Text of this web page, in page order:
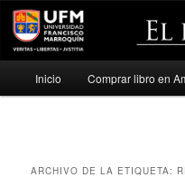
Ir
Ir
Inicio Comprar libro en
ARCHIVO DE LA ETIQUETA: